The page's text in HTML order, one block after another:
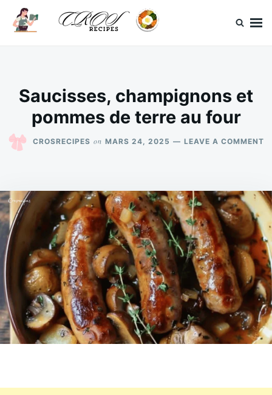
SkipSearch
for:
Saucisses, champignons et
pommes de terre au four
CROSRECIPES on MARS 24, 2025 LEAVE A COMMENT